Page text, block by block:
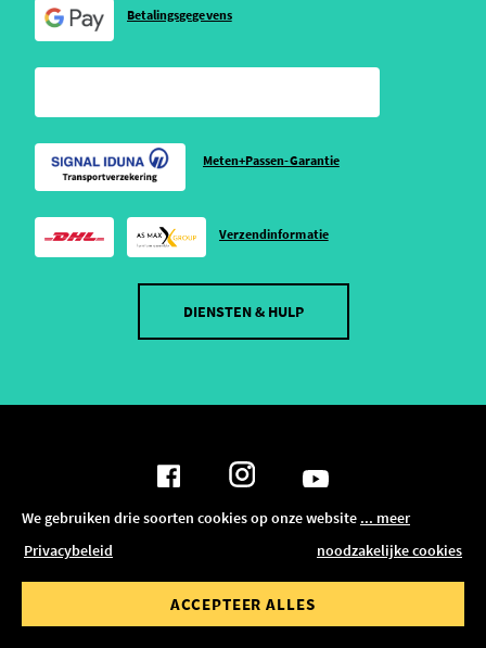
We gebruiken drie soorten cookies op onze website ... meer
Privacybeleid
noodzakelijke cookies
ACCEPTEER ALLES
Betalingsgegevens
Meten+Passen-Garantie
Verzendinformatie
DIENSTEN & HULP
GEGEVENSBESCHERMING
VOORWAARDEN EN BEPALINGEN